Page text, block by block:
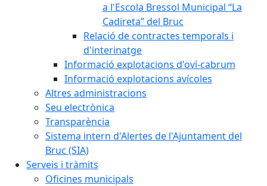
a l'Escola Bressol Municipal “La
Cadireta” del Bruc
Relació de contractes temporals i
d'interinatge
Informació explotacions d'oví-cabrum
Informació explotacions avícoles
Altres administracions
Seu electrònica
Transparència
Sistema intern d'Alertes de l'Ajuntament del
Bruc (SIA)
Serveis i tràmits
Oficines municipals